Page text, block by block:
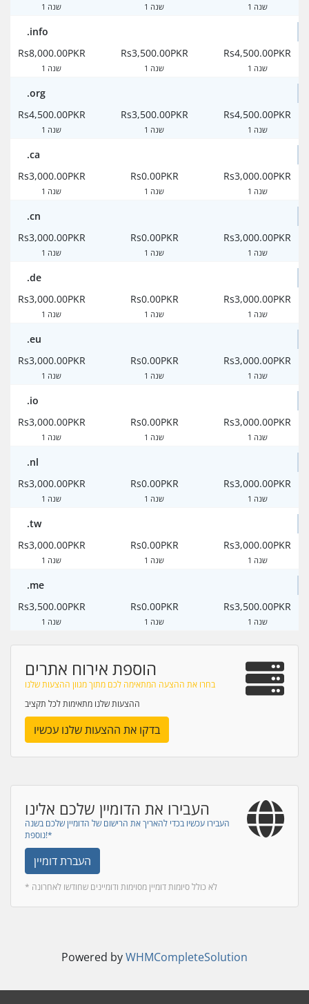
1 שנה 1 שנה 1 שנה
.info
Rs8,000.00PKR
1 שנה
Rs3,500.00PKR
1 שנה
Rs4,500.00PKR
1 שנה
.org
Rs4,500.00PKR
1 שנה
Rs3,500.00PKR
1 שנה
Rs4,500.00PKR
1 שנה
.ca
Rs3,000.00PKR
1 שנה
Rs0.00PKR
1 שנה
Rs3,000.00PKR
1 שנה
.cn
Rs3,000.00PKR
1 שנה
Rs0.00PKR
1 שנה
Rs3,000.00PKR
1 שנה
.de
Rs3,000.00PKR
1 שנה
Rs0.00PKR
1 שנה
Rs3,000.00PKR
1 שנה
.eu
Rs3,000.00PKR
1 שנה
Rs0.00PKR
1 שנה
Rs3,000.00PKR
1 שנה
.io
Rs3,000.00PKR
1 שנה
Rs0.00PKR
1 שנה
Rs3,000.00PKR
1 שנה
.nl
Rs3,000.00PKR
1 שנה
Rs0.00PKR
1 שנה
Rs3,000.00PKR
1 שנה
.tw
Rs3,000.00PKR
1 שנה
Rs0.00PKR
1 שנה
Rs3,000.00PKR
1 שנה
.me
Rs3,500.00PKR
1 שנה
Rs0.00PKR
1 שנה
Rs3,500.00PKR
1 שנה
הוספת אירוח אתרים
בחרו את ההצעה המתאימה לכם מתוך מגוון ההצעות שלנו
ההצעות שלנו מתאימות לכל תקציב
בדקו את ההצעות שלנו עכשיו
העבירו את הדומיין שלכם אלינו
העבירו עכשיו בכדי להאריך את הרישום של הדומיין שלכם בשנה
נוספת!*
העברת דומיין
* לא כולל סיומות דומיין מסוימות ודומיינים שחודשו לאחרונה
Powered byWHMCompleteSolution